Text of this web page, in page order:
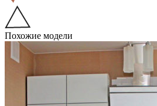
Похожие модели